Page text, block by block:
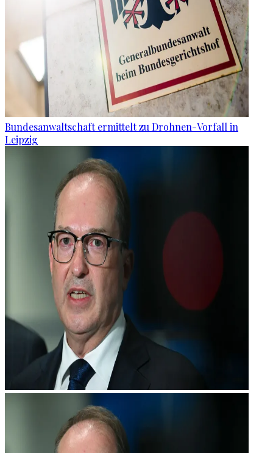
Bundesanwaltschaft ermittelt zu Drohnen-Vorfall in
Leipzig